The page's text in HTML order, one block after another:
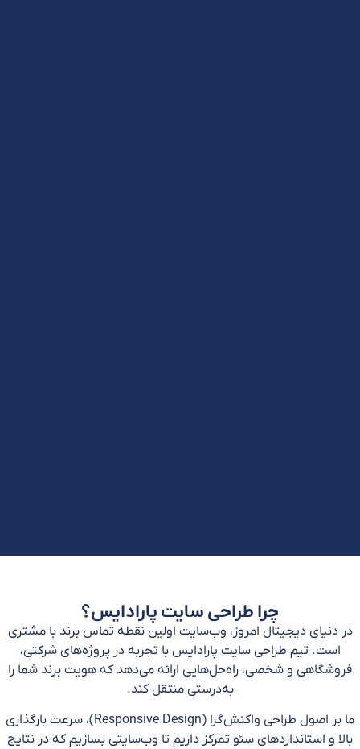
چرا طراحی سایت پارادایس؟
در دنیای دیجیتال امروز، وب‌سایت اولین نقطه تماس برند با مشتری
است. تیم طراحی سایت پارادایس با تجربه در پروژه‌های شرکتی،
فروشگاهی و شخصی، راه‌حل‌هایی ارائه می‌دهد که هویت برند شما را
به‌درستی منتقل کند.
ما بر اصول طراحی واکنش‌گرا (Responsive Design)، سرعت بارگذاری
بالا و استانداردهای سئو تمرکز داریم تا وب‌سایتی بسازیم که در نتایج